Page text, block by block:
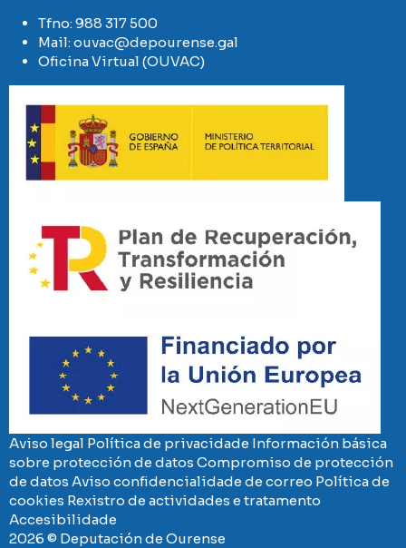
Tfno:988 317 500
Mail:ouvac@depourense.gal
Oficina Virtual (OUVAC)
Aviso legal Política de privacidade Información básica
sobre protección de datos Compromiso de protección
de datos Aviso confidencialidade de correo Política de
cookies Rexistro de actividades e tratamento
Accesibilidade
2026 © Deputación de Ourense